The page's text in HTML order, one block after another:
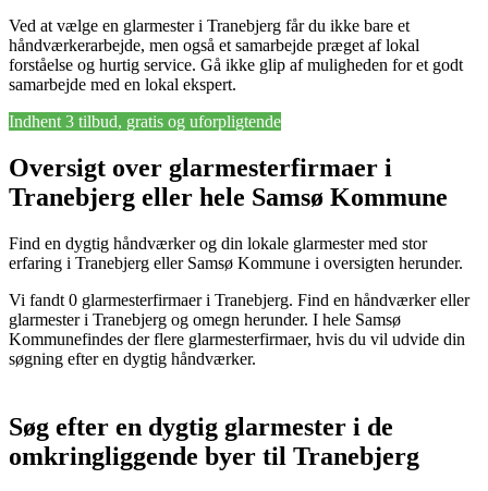
Ved at vælge en glarmester i Tranebjerg får du ikke bare et
håndværkerarbejde, men også et samarbejde præget af lokal
forståelse og hurtig service. Gå ikke glip af muligheden for et godt
samarbejde med en lokal ekspert.
Indhent 3 tilbud, gratis og uforpligtende
Oversigt over glarmesterfirmaer i
Tranebjerg eller hele Samsø Kommune
Find en dygtig håndværker og din lokale glarmester med stor
erfaring i Tranebjerg eller Samsø Kommune i oversigten herunder.
Vi fandt 0 glarmesterfirmaer i Tranebjerg. Find en håndværker eller
glarmester i Tranebjerg og omegn herunder. I hele Samsø
Kommunefindes der flere glarmesterfirmaer, hvis du vil udvide din
søgning efter en dygtig håndværker.
Søg efter en dygtig glarmester i de
omkringliggende byer til Tranebjerg